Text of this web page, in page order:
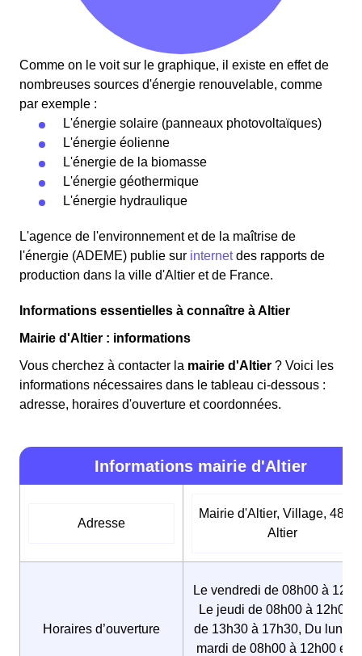
Comme on le voit sur le graphique, il existe en effet de
nombreuses sources d'énergie renouvelable, comme
par exemple :
L'énergie solaire (panneaux photovoltaïques)
L'énergie éolienne
L'énergie de la biomasse
L'énergie géothermique
L'énergie hydraulique
L'agence de l'environnement et de la maîtrise de
l'énergie (ADEME) publie sur internetdes rapports de
production dans la ville d'Altier et de France.
Informations essentielles à connaître à Altier
Mairie d'Altier : informations
Vous cherchez à contacter la mairie d'Altier ? Voici les
informations nécessaires dans le tableau ci-dessous :
adresse, horaires d'ouverture et coordonnées.
Informations mairie d'Altier
Adresse
Mairie d'Altier, Village,
Altier
Horaires d’ouverture
Le vendredi de 08h00 à
Le jeudi de 08h00 à 12h00
de 13h30 à 17h30, Du lundi
mardi de 08h00 à 12h00 et